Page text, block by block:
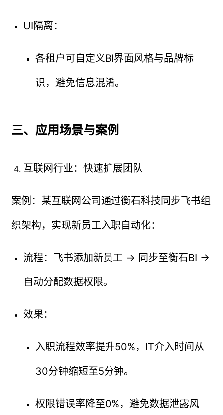
UI隔离：
各租户可自定义BI界面风格与品牌标
识，避免信息混淆。
三、应用场景与案例
互联网行业：快速扩展团队
案例：某互联网公司通过衡石科技同步飞书组
织架构，实现新员工入职自动化：
流程：飞书添加新员工 → 同步至衡石BI →
自动分配数据权限。
效果：
入职流程效率提升50%，IT介入时间从
30分钟缩短至5分钟。
权限错误率降至0%，避免数据泄露风